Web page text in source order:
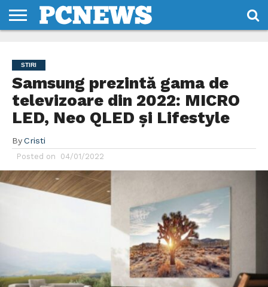
NOI
SI
CONDITII
STIRI
Samsung prezintă gama de
televizoare din 2022: MICRO
LED, Neo QLED și Lifestyle
By Cristi
Posted on 04/01/2022